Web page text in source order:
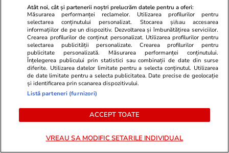
un mesaj RO-Alert în nordul
județului Tulcea
19 iul.
Statul român are restanță: Cum
ne prăbușim competitivitatea și
siguranța națională prin
Atât noi, cât și partenerii noștri prelucrăm datele pentru a oferi:
Măsurarea performanței reclamelor. Utilizarea profilurilor pentru
selectarea conținutului personalizat. Stocarea și/sau accesarea
informațiilor de pe un dispozitiv. Dezvoltarea și îmbunătățirea serviciilor.
Crearea profilurilor de conținut personalizat. Utilizarea profilurilor pentru
selectarea publicității personalizate. Crearea profilurilor pentru
publicitate personalizată. Măsurarea performanței conținutului.
Înțelegerea publicului prin statistici sau combinații de date din surse
diferite. Utilizarea datelor limitate pentru a selecta conținutul. Utilizarea
de date limitate pentru a selecta publicitatea. Date precise de geolocație
și identificarea prin scanarea dispozitivului.
Listă parteneri (furnizori)
ACCEPT TOATE
VREAU SA MODIFIC SETARILE INDIVIDUAL